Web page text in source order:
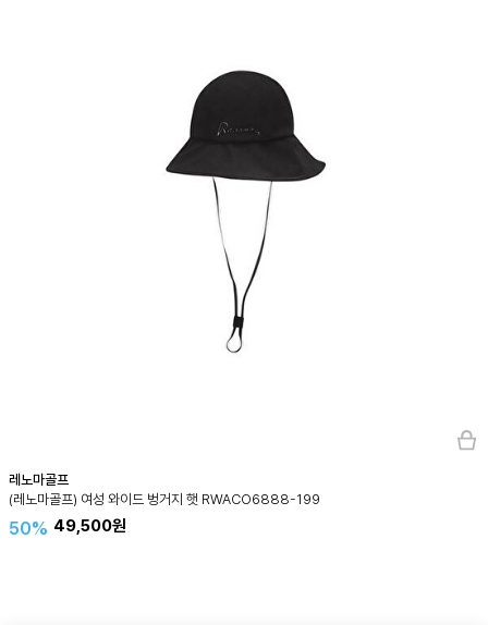
레노마골프
(레노마골프) 여성 와이드 벙거지 햇 RWACO6888-199
50% 49,500원